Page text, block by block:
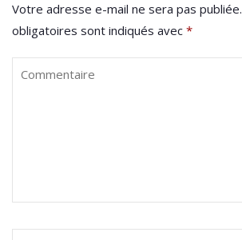
Votre adresse e-mail ne sera pas publiée.
obligatoires sont indiqués avec *